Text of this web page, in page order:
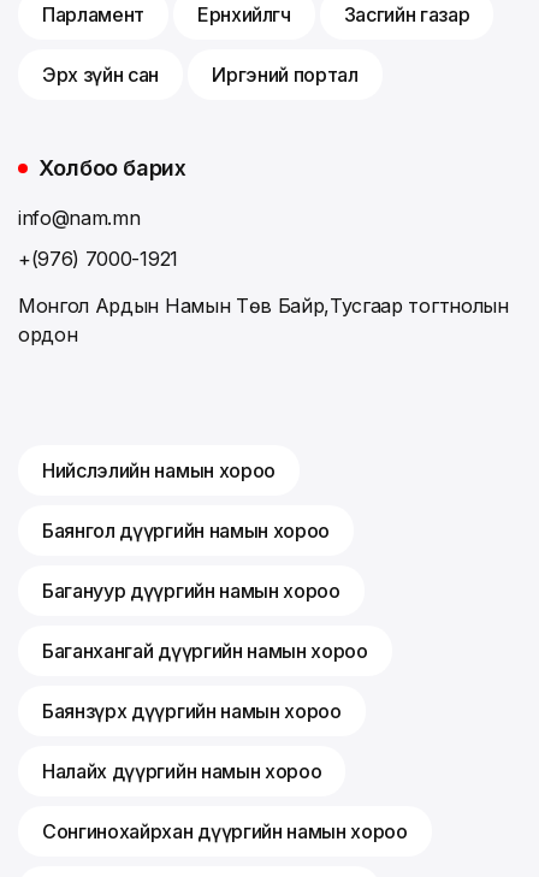
Парламент Ерөнхийлөгч Засгийн газар
Эрх зүйн сан Иргэний портал
Холбоо барих
info@nam.mn
+(976) 7000-1921
Монгол Ардын Намын Төв Байр,Тусгаар тогтнолын
ордон
Нийслэлийн намын хороо
Баянгол дүүргийн намын хороо
Багануур дүүргийн намын хороо
Баганхангай дүүргийн намын хороо
Баянзүрх дүүргийн намын хороо
Налайх дүүргийн намын хороо
Сонгинохайрхан дүүргийн намын хороо